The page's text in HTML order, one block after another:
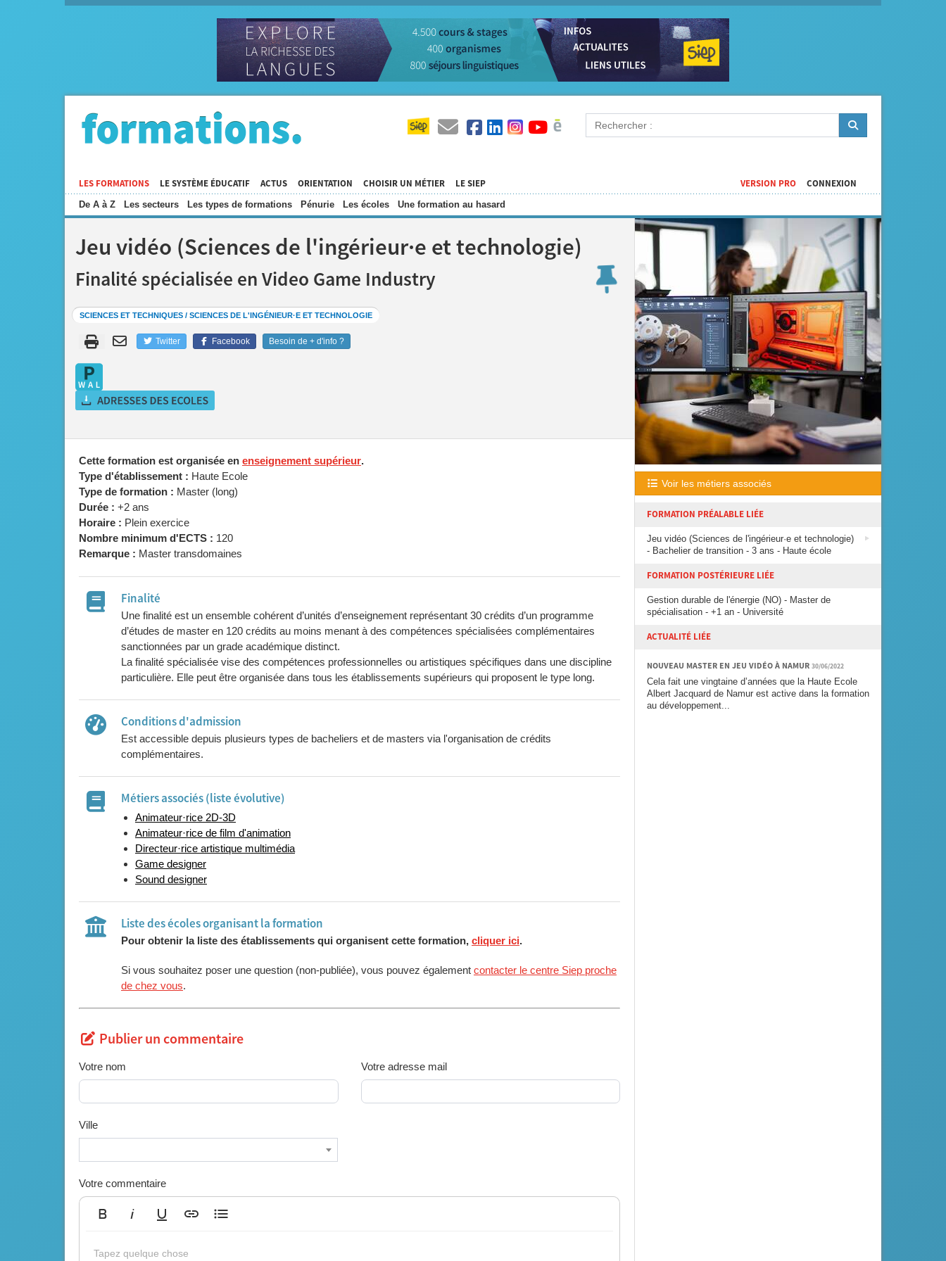
LES FORMATIONS
De A à Z Les secteurs Les types de formations Pénurie Les écoles Une formation au hasard
LE SYSTÈME ÉDUCATIF ACTUS ORIENTATION CHOISIR UN MÉTIER LE SIEP CONNEXION
VERSION PRO
Jeu vidéo (Sciences de l'ingérieur·e et technologie)
Finalité spécialisée en Video Game Industry
SCIENCES ET TECHNIQUES / SCIENCES DE L'INGÉNIEUR·E ET TECHNOLOGIE
Twitter Facebook Besoin de + d'info ?
Cette formation est organisée en enseignement supérieur.
Type d'établissement : Haute Ecole
Type de formation : Master (long)
Durée : +2 ans
Horaire : Plein exercice
Nombre minimum d'ECTS : 120
Remarque : Master transdomaines
Finalité
Une finalité est un ensemble cohérent d’unités d’enseignement représentant 30 crédits d’un programme
d’études de master en 120 crédits au moins menant à des compétences spécialisées complémentaires
sanctionnées par un grade académique distinct.
La finalité spécialisée vise des compétences professionnelles ou artistiques spécifiques dans une discipline
particulière. Elle peut être organisée dans tous les établissements supérieurs qui proposent le type long.
Conditions d'admission
Est accessible depuis plusieurs types de bacheliers et de masters via l'organisation de crédits
complémentaires.
Métiers associés (liste évolutive)
Animateur·rice 2D-3D
Animateur·rice de film d'animation
Directeur·rice artistique multimédia
Game designer
Sound designer
Liste des écoles organisant la formation
Pour obtenir la liste des établissements qui organisent cette formation, cliquer ici.
Si vous souhaitez poser une question (non-publiée), vous pouvez également contacter le centre Siep proche
de chez vous.
Publier un commentaire
Votre nom Votre adresse mail
Ville
Votre commentaire
Tapez quelque chose
Voir les métiers associés
FORMATION PRÉALABLE LIÉE
Jeu vidéo (Sciences de l'ingérieur·e et technologie)
- Bachelier de transition - 3 ans - Haute école
FORMATION POSTÉRIEURE LIÉE
Gestion durable de l'énergie (NO) - Master de
spécialisation - +1 an - Université
ACTUALITÉ LIÉE
NOUVEAU MASTER EN JEU VIDÉO À NAMUR 30/06/2022
Cela fait une vingtaine d’années que la Haute Ecole
Albert Jacquard de Namur est active dans la formation
au développement...